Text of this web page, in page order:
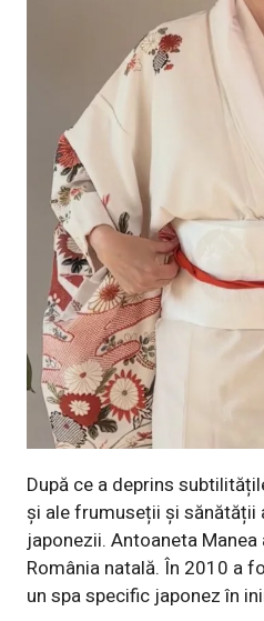
După ce a deprins
și ale frumuseții și sănătății
japonezii. Antoaneta
România natală. În 2010 a
un spa specific japonez în